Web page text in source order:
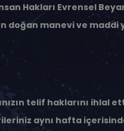
Hakları Evrensel
manevi ve maddi
telif haklarını ihlal
aynı hafta